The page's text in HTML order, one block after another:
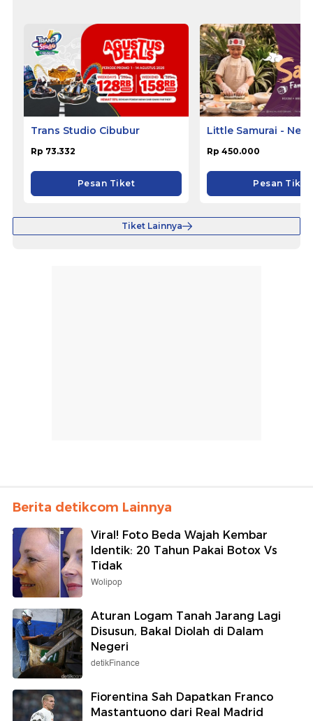
Trans Studio Cibubur
Rp 73.332
Pesan Tiket
Little Samurai -
Rp 450.000
Pesan Tiket
Tiket Lainnya
Berita detikcom Lainnya
Viral! Foto Beda Wajah Kembar
Identik: 20 Tahun Pakai Botox Vs
Tidak
Wolipop
Aturan Logam Tanah Jarang Lagi
Disusun, Bakal Diolah di Dalam
Negeri
detikFinance
Fiorentina Sah Dapatkan Franco
Mastantuono dari Real Madrid